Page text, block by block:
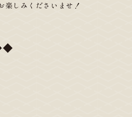
楽しみくださいませ！